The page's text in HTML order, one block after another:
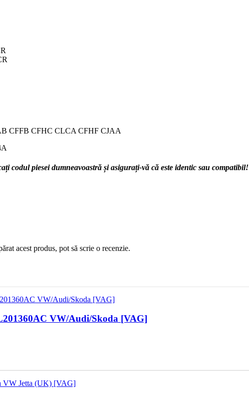
CFFB CFHC CLCA CFHF CJAA
codul piesei dumneavoastră și asigurați-vă că este identic sau compatibil!
acest produs, pot să scrie o recenzie.
VW/Audi/Skoda [VAG]